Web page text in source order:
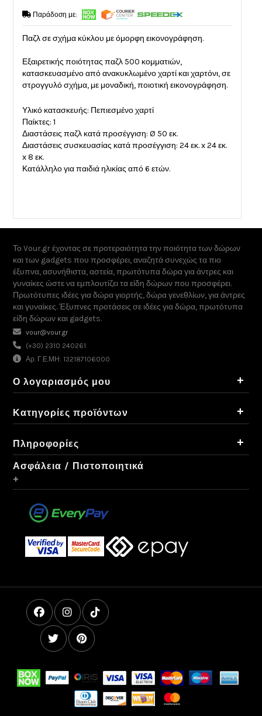
Παράδοση με:
Παζλ σε σχήμα κύκλου με όμορφη εικονογράφηση.
Εξαιρετικής ποιότητας παζλ 500 κομματιών,
κατασκευασμένο από ανακυκλωμένο χαρτί και χαρτόνι, σε
στρογγυλό σχήμα, με μοναδική, ποιοτική εικονογράφηση.
Υλικό κατασκευής: Πεπιεσμένο χαρτί
Παίκτες: 1
Διαστάσεις παζλ κατά προσέγγιση: Ø 50 εκ.
Διαστάσεις συσκευασίας κατά προσέγγιση: 24 εκ. x 24 εκ.
x 8 εκ.
Κατάλληλο για παιδιά ηλικίας από 6 ετών.
Το Vour.gr έχοντας σε προτεραιότητα την ποιότητα των δώρων
και των gadgets που προσφέρει, αναζητά συνεχώς τα πιο
έξυπνα, ασυνήθιστα, αστεία, πρωτότυπα δώρα για άντρες και
γυναίκες ώστε να εμπλουτίζει τα είδη δώρων που προσφέρει.
Πρωτότυπες ιδέες για δώρα γιορτής, δώρα γενεθλίων, για άντρες
και γυναίκες. Έξυπνες προτάσεις σε ιδέες για δώρα, πρωτότυπα
είδη δώρων και gadgets.
vour@vour.gr
(+30) 2310 240261
Αρ. Γ.Ε.ΜΗ: 132187106000
Ο λογαριασμός μου +
Κατηγορίες προϊόντων +
Πληροφορίες +
Ασφάλεια / Πιστοποιητικά
+